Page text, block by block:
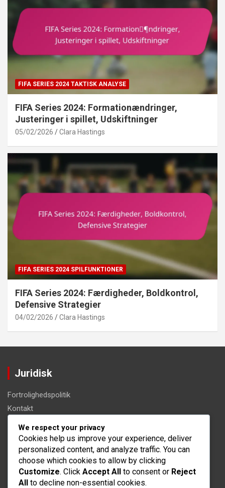
FIFA SERIES 2024 TAKTISK ANALYSE
FIFA Series 2024: Formationændringer,
Justeringer i spillet, Udskiftninger
05/02/2026 Clara Hastings
FIFA SERIES 2024 SPILFUNKTIONER
FIFA Series 2024: Færdigheder, Boldkontrol,
Defensive Strategier
04/02/2026 Clara Hastings
Juridisk
Fortrolighedspolitik
Kontakt
Om os
Cookies og sporing
Søg
We respect your privacy
Cookies help us improve your experience, deliver
personalized content, and analyze traffic. You can
choose which cookies to allow by clicking
Customize. Click Accept All to consent or Reject
All to decline non-essential cookies.